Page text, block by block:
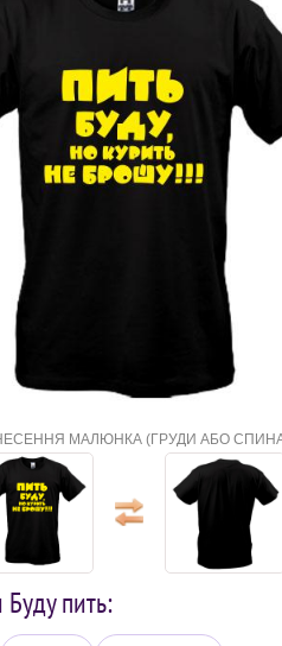
МАЛЮНКА (ГРУДИ АБО
Буду пить: